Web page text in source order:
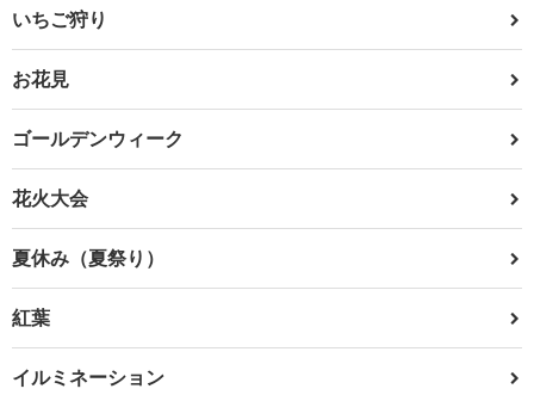
いちご狩り
お花見
ゴールデンウィーク
花火大会
夏休み（夏祭り）
紅葉
イルミネーション